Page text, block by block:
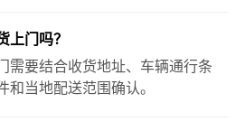
上门吗？
需要结合收货地址、车辆通行条
和当地配送范围确认。